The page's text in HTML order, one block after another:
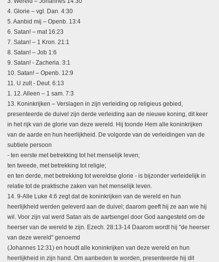
4. Glorie – vgl. Dan. 4:30
5. Aanbid mij – Openb. 13:4
6. Satan! – mat 16:23
7. Satan! – 1 Kron. 21:1
8. Satan! – Job 1:6
9. Satan! - Zacheria. 3:1
10. Satan! – Openb. 12:9
11. U zult - Deut. 6:13
1. 12. Alleen – 1 sam. 7:3
13. Koninkrijken – Verslagen in zijn verleiding op religieus gebied,
presenteerde de duivel zijn derde verleiding aan de nieuwe koning, dit keer
in het rijk van de glorie van deze wereld. Hij toonde Hem alle koninkrijken
van de aarde en hun heerlijkheid. De volgorde van de verleidingen van de
subtiele persoon
- ten eerste met betrekking tot het menselijk leven;
ten tweede, met betrekking tot religie;
en ten derde, met betrekking tot wereldse glorie - is bijzonder verleidelijk in
relatie tot de praktische zaken van het menselijk leven.
14. 9-Alle Luke 4:6 zegt dat de koninkrijken van de wereld en hun
heerlijkheid werden geleverd aan de duivel; daarom geeft hij ze aan wie hij
wil. Voor zijn val werd Satan als de aartsengel door God aangesteld om de
heerser van de wereld te zijn. Ezech. 28:13-14 Daarom wordt hij "de heerser
van deze wereld" genoemd
(Johannes 12:31) en houdt alle koninkrijken van deze wereld en hun
heerlijkheid in zijn hand. Om aanbeden te worden, presenteerde hij dit